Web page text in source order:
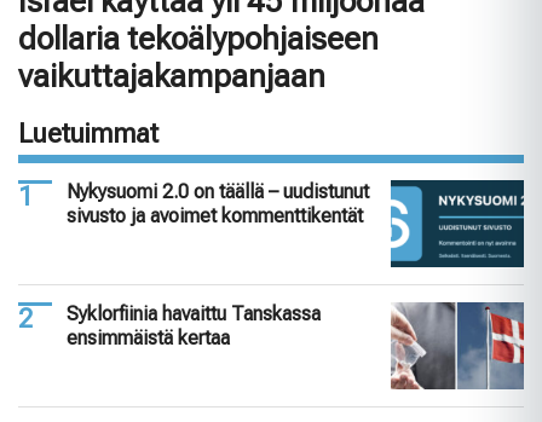
dollaria tekoälypohjaiseen
vaikuttajakampanjaan
Luetuimmat
Nykysuomi 2.0 on täällä – uudistunut
sivusto ja avoimet kommenttikentät
Syklorfiinia havaittu Tanskassa
ensimmäistä kertaa